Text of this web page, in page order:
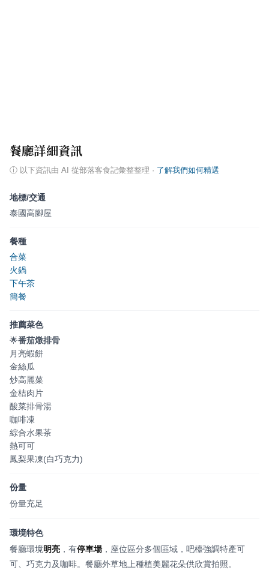
餐廳詳細資訊
ⓘ 以下資訊由 AI 從部落客食記彙整整理 · 了解我們如何精選
地標/交通
泰國高腳屋
餐種
合菜
火鍋
下午茶
簡餐
推薦菜色
🌟番茄燉排骨
月亮蝦餅
金絲瓜
炒高麗菜
金桔肉片
酸菜排骨湯
咖啡凍
綜合水果茶
熱可可
鳳梨果凍(白巧克力)
份量
份量充足
環境特色
餐廳環境明亮 ，有停車場，座位區分多個區域，吧檯強調特產可
可、巧克力及咖啡。餐廳外草地上種植美麗花朵供欣賞拍照。